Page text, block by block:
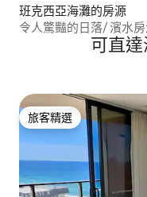
班克西亞海灘的房源
令人驚豔的日落/ 濱水
可直
旅客精選
旅客精選